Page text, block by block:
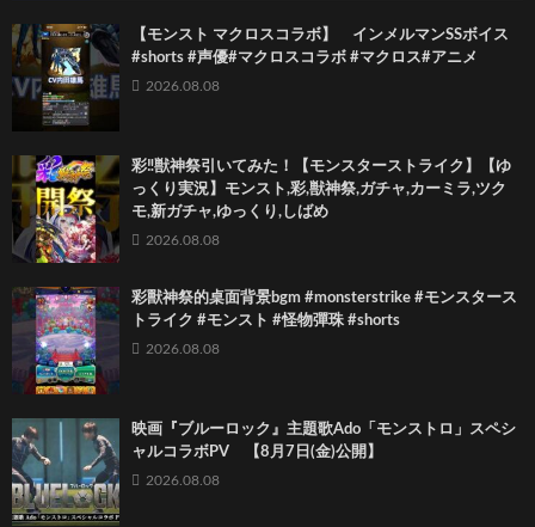
【モンスト マクロスコラボ】 インメルマンSSボイス
#shorts #声優#マクロスコラボ #マクロス#アニメ
2026.08.08
彩‼獣神祭引いてみた！【モンスターストライク】【ゆ
っくり実況】モンスト,彩,獣神祭,ガチャ,カーミラ,ツク
モ,新ガチャ,ゆっくり,しばめ
2026.08.08
彩獸神祭的桌面背景bgm #monsterstrike #モンスタース
トライク #モンスト #怪物彈珠 #shorts
2026.08.08
映画『ブルーロック』主題歌Ado「モンストロ」スペシ
ャルコラボPV 【8月7日(金)公開】
2026.08.08